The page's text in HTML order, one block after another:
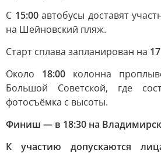
С 15:00автобусы доставят
на Шейновский пляж.
Старт сплава запланирован на
Около 18:00 колонна
Большой Советской, где
фотосъёмка с высоты.
Финиш — в 18:30 на
К участию допускаются